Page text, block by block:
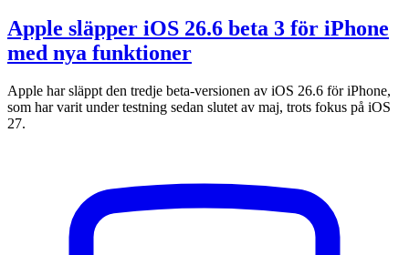
Apple släpper iOS 26.6 beta 3 för iPhone
med nya funktioner
Apple har släppt den tredje beta-versionen av iOS 26.6 för iPhone,
som har varit under testning sedan slutet av maj, trots fokus på iOS
27.